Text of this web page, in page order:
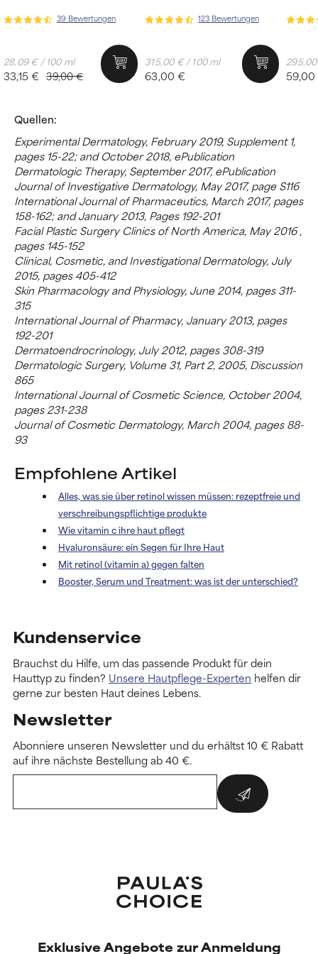
39 Bewertungen
39,00 €
33,15 €
28,09 € / 100 ml
123 Bewertungen
63,00 €
315,00 € / 100 ml
Quellen:
Experimental Dermatology, February 2019, Supplement 1,
pages 15-22; and October 2018, ePublication
Dermatologic Therapy, September 2017, ePublication
Journal of Investigative Dermatology, May 2017, page S116
International Journal of Pharmaceutics, March 2017, pages
158-162; and January 2013, Pages 192-201
Facial Plastic Surgery Clinics of North America, May 2016 ,
pages 145-152
Clinical, Cosmetic, and Investigational Dermatology, July
2015, pages 405-412
Skin Pharmacology and Physiology, June 2014, pages 311-
315
International Journal of Pharmacy, January 2013, pages
192-201
Dermatoendrocrinology, July 2012, pages 308-319
Dermatologic Surgery, Volume 31, Part 2, 2005, Discussion
865
International Journal of Cosmetic Science, October 2004,
pages 231-238
Journal of Cosmetic Dermatology, March 2004, pages 88-
93
Empfohlene Artikel
Alles, was sie über retinol wissen müssen: rezeptfreie und
verschreibungspflichtige produkte
Wie vitamin c ihre haut pflegt
Hyaluronsäure: ein Segen für Ihre Haut
Mit retinol (vitamin a) gegen falten
Booster, Serum und Treatment: was ist der unterschied?
Kundenservice
Brauchst du Hilfe, um das passende Produkt für dein
Hauttyp zu finden? Unsere Hautpflege-Experten helfen dir
gerne zur besten Haut deines Lebens.
Newsletter
Abonniere unseren Newsletter und du erhältst 10 € Rabatt
auf ihre nächste Bestellung ab 40 €.
Exklusive Angebote zur Anmeldung